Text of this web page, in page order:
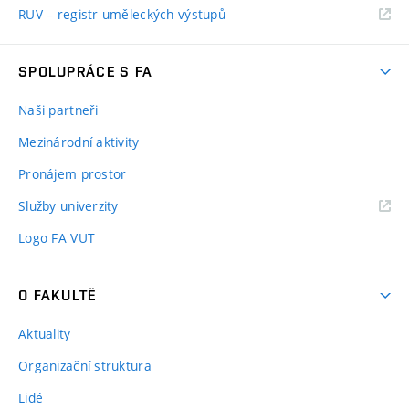
RUV – registr uměleckých výstupů
SPOLUPRÁCE S FA
Naši partneři
Mezinárodní aktivity
Pronájem prostor
Služby univerzity
Logo FA VUT
O FAKULTĚ
Aktuality
Organizační struktura
Lidé